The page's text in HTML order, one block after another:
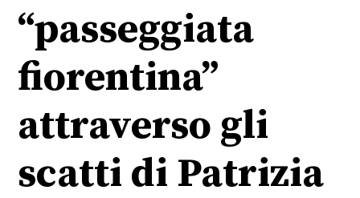
“passeggiata
fiorentina”
attraverso gli
scatti di Patrizia